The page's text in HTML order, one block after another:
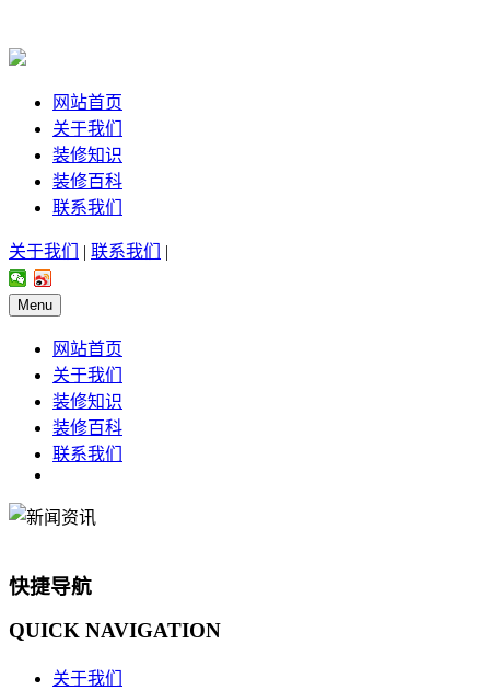
网站首页
关于我们
装修知识
装修百科
联系我们
关于我们 | 联系我们 |
Menu
网站首页
关于我们
装修知识
装修百科
联系我们
快捷导航
QUICK NAVIGATION
关于我们